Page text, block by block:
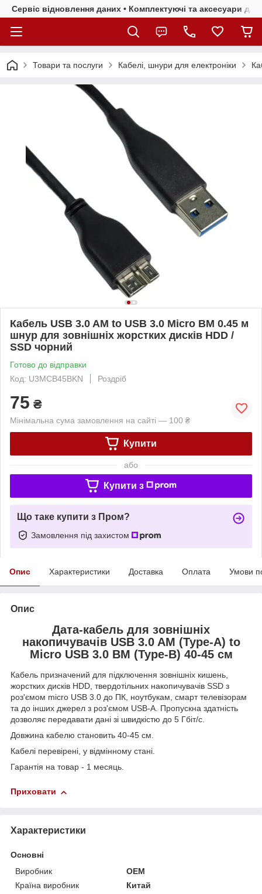
Сервіс відновлення даних • Комплектуючі та аксесуари
Товари та послуги Кабелі, шнури для електроніки
Кабель USB 3.0 AM to USB 3.0 Micro BM 0.45 м
шнур для зовнішніх жорстких дисків HDD /
SSD чорний
Готово до відправки
Код: U3MCB45BKN
Роздріб
75 ₴
Мінімальна сума замовлення на сайті — 100 ₴
Купити
або
Купити з
Що таке купити з Пром?
Замовлення під захистом
Опис Характеристики Доставка Оплата Умови
Опис
Дата-кабель для зовнішніх
накопичувачів USB 3.0 AM (Type-A) to
Micro USB 3.0 BM (Type-B) 40-45 см
Кабель призначений для підключення зовнішніх кишень,
жорстких дисків HDD, твердотільних накопичувачів SSD з
роз'ємом micro USB 3.0 до ПК, ноутбукам, смарт телевізорам
та до інших джерел з роз'ємом USB-A. Пропускна здатність
дозволяє передавати дані зі швидкістю до 5 Гбіт/с.
Довжина кабелю становить 40-45 см.
Кабелі перевірені, у відмінному стані.
Гарантія на товар - 1 месяць.
Приховати
Характеристики
Основні
Виробник
OEM
Країна виробник
Китай